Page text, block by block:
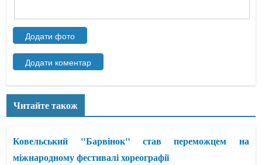
Читайте також
Ковельський "Барвінок" став переможцем на
міжнародному фестивалі хореографії